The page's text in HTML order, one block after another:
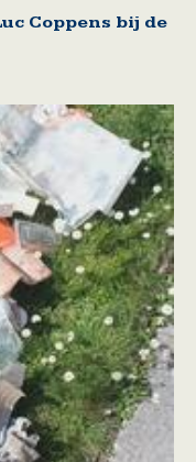
Coppens bij de